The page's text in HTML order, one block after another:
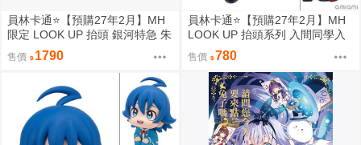
員林卡通⭐️【預購27年2月】MH
限定 LOOK UP 抬頭 銀河特急 朱
音 & 鐵多 套組附特典 0813
售價 1790
員林卡通⭐️【預購27年2月】MH
LOOK UP 抬頭系列 入間同學入
魔了！歐佩拉 0813
售價 780